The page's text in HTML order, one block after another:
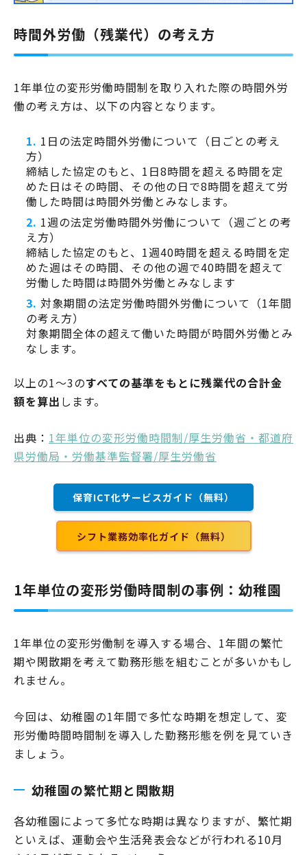
時間外労働（残業代）の考え方
1年単位の変形労働時間制を取り入れた際の時間外労
働の考え方は、以下の内容となります。
1日の法定時間外労働について（日ごとの考え
方）
締結した協定のもと、1日8時間を超える時間を定
めた日はその時間、その他の日で8時間を超えて労
働した時間は時間外労働とみなします。
1週の法定労働時間外労働について（週ごとの考
え方）
締結した協定のもと、1週40時間を超える時間を定
めた週はその時間、その他の週で40時間を超えて
労働した時間は時間外労働とみなします
対象期間の法定労働時間外労働について（1年間
の考え方）
対象期間全体の超えて働いた時間が時間外労働とみ
なします。
以上の1～3のすべての基準をもとに残業代の合計金
額を算出 します。
出典： 1年単位の変形労働時間制/厚生労働省・都道府
県労働局・労働基準監督署/厚生労働省
保育ICT化サービスガイド（無料）
シフト業務効率化ガイド（無料）
1年単位の変形労働時間制の事例：幼稚園
1年単位の変形労働制を導入する場合、1年間の繁忙
期や閑散期を考えて勤務形態を組むことが多いかもし
れません。
今回は、幼稚園の1年間で多忙な時期を想定して、変
形労働時間時間制を導入した勤務形態を例を見ていき
ましょう。
幼稚園の繁忙期と閑散期
各幼稚園によって多忙な時期は異なりますが、繁忙期
といえば、運動会や生活発表会などが行われる10月